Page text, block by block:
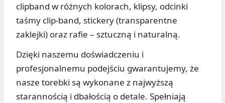
clipband w różnych kolorach, klipsy, odcinki
taśmy clip-band, stickery (transparentne
zaklejki) oraz rafie – sztuczną i naturalną.
Dzięki naszemu doświadczeniu i
profesjonalnemu podejściu gwarantujemy, że
nasze torebki są wykonane z najwyższą
starannością i dbałością o detale. Spełniają